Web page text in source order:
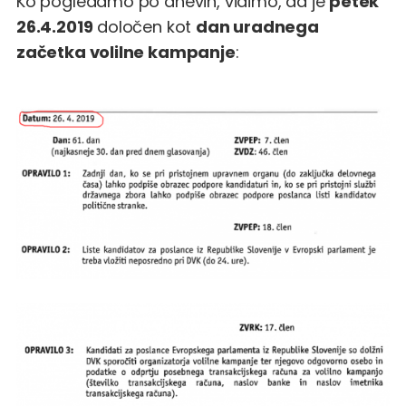
26.4.2019 določen kot dan uradnega
začetka volilne kampanje: